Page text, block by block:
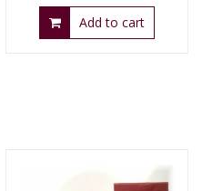
Add to cart